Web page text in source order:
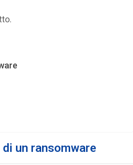
un ransomware